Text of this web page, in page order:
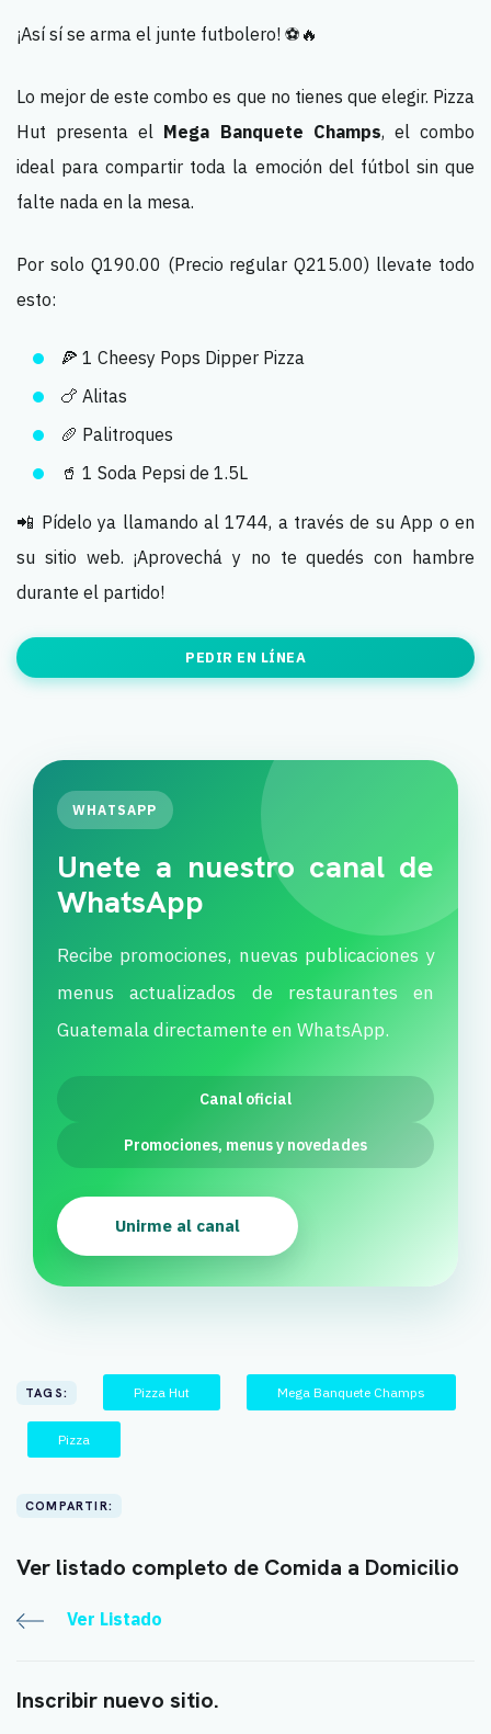
¡Así sí se arma el junte futbolero! ⚽🔥
Lo mejor de este combo es que no tienes que elegir. Pizza
Hut presenta el Mega Banquete Champs, el combo
ideal para compartir toda la emoción del fútbol sin que
falte nada en la mesa.
Por solo Q190.00 (Precio regular Q215.00) llevate todo
esto:
🍕 1 Cheesy Pops Dipper Pizza
🍗 Alitas
🥖 Palitroques
🥤 1 Soda Pepsi de 1.5L
📲 Pídelo ya llamando al 1744, a través de su App o en
su sitio web. ¡Aprovechá y no te quedés con hambre
durante el partido!
PEDIR EN LÍNEA
WHATSAPP
Unete a nuestro canal de
WhatsApp
Recibe promociones, nuevas publicaciones y
menus actualizados de restaurantes en
Guatemala directamente en WhatsApp.
Canal oficial
Promociones, menus y novedades
Unirme al canal
TAGS: Pizza Hut Mega Banquete Champs
Pizza
COMPARTIR:
Ver listado completo de Comida a Domicilio
Ver Listado
Inscribir nuevo sitio.